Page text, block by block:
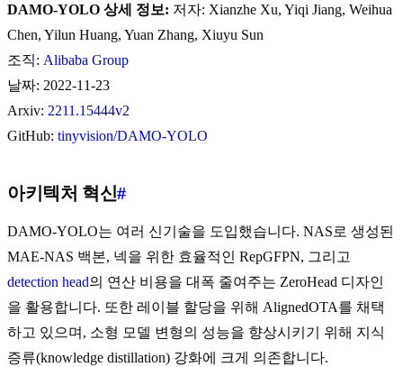
DAMO-YOLO 상세 정보: 저자: Xianzhe Xu, Yiqi Jiang, Weihua
Chen, Yilun Huang, Yuan Zhang, Xiuyu Sun
조직: Alibaba Group
날짜: 2022-11-23
Arxiv: 2211.15444v2
GitHub: tinyvision/DAMO-YOLO
아키텍처 혁신#
DAMO-YOLO는 여러 신기술을 도입했습니다. NAS로 생성된
MAE-NAS 백본, 넥을 위한 효율적인 RepGFPN, 그리고
detection head의 연산 비용을 대폭 줄여주는 ZeroHead 디자인
을 활용합니다. 또한 레이블 할당을 위해 AlignedOTA를 채택
하고 있으며, 소형 모델 변형의 성능을 향상시키기 위해 지식
증류(knowledge distillation) 강화에 크게 의존합니다.